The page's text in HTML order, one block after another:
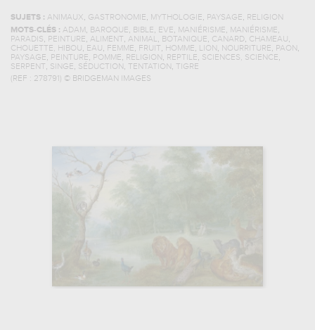
SUJETS : ANIMAUX, GASTRONOMIE, MYTHOLOGIE, PAYSAGE, RELIGION
MOTS-CLÉS : ADAM , BAROQUE, BIBLE, EVE, MANIÉRISME, MANIÉRISME,
PARADIS, PEINTURE, ALIMENT, ANIMAL, BOTANIQUE, CANARD, CHAMEAU,
CHOUETTE, HIBOU, EAU, FEMME, FRUIT, HOMME, LION , NOURRITURE, PAON ,
PAYSAGE, PEINTURE, POMME, RELIGION , REPTILE, SCIENCES, SCIENCE,
SERPENT, SINGE, SÉDUCTION , TENTATION , TIGRE
(REF : 278791 ) © BRIDGEMAN IMAGES